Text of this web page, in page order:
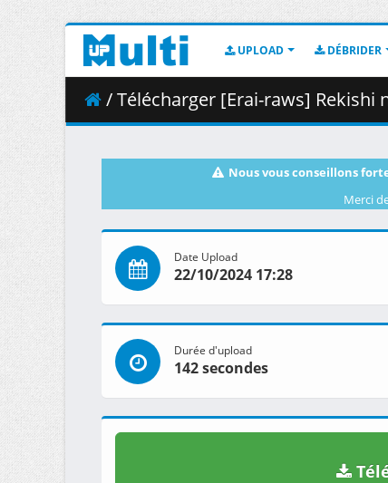
UPLOAD DÉBRIDER
/ Télécharger [Erai-raws] Rekishi ni Nokoru
Nous vous conseillons
Merci
Date Upload
22/10/2024 17:28
Durée d'upload
142 secondes